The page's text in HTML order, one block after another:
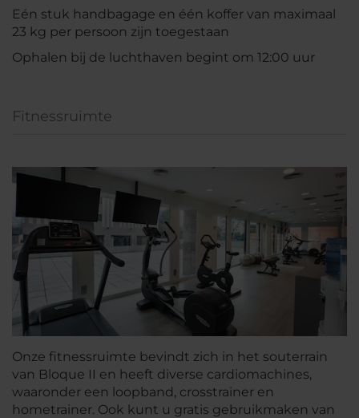
Eén stuk handbagage en één koffer van maximaal
23 kg per persoon zijn toegestaan
Ophalen bij de luchthaven begint om 12:00 uur
Fitnessruimte
Onze fitnessruimte bevindt zich in het souterrain
van Bloque II en heeft diverse cardiomachines,
waaronder een loopband, crosstrainer en
hometrainer. Ook kunt u gratis gebruikmaken van